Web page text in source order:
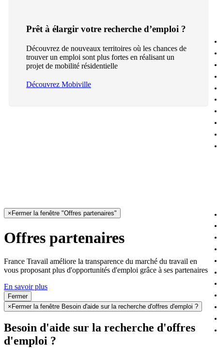
Prêt à élargir votre recherche d’emploi ?
Découvrez de nouveaux territoires où les chances de
trouver un emploi sont plus fortes en réalisant un
projet de mobilité résidentielle
Découvrez Mobiville
× Fermer la fenêtre "Offres partenaires"
Offres partenaires
France Travail améliore la transparence du marché du travail en
vous proposant plus d'opportunités d'emploi grâce à ses partenaires
En savoir plus
Fermer
× Fermer la fenêtre Besoin d'aide sur la recherche d'offres d'emploi ?
Besoin d'aide sur la recherche d'offres
d'emploi ?